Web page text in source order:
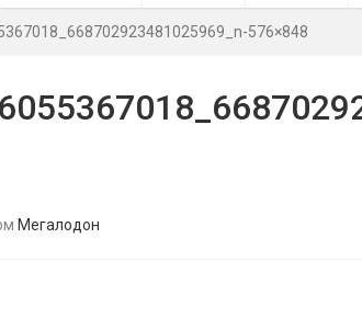
576×848
Мегалодон